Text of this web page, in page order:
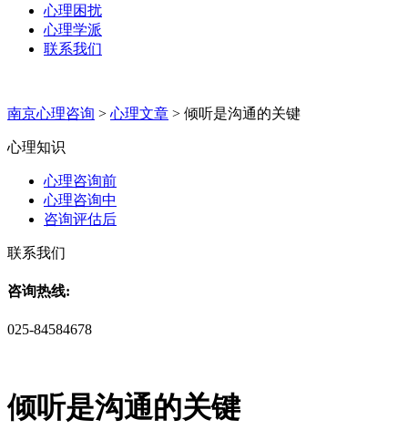
心理困扰
心理学派
联系我们
南京心理咨询 > 心理文章 > 倾听是沟通的关键
心理知识
心理咨询前
心理咨询中
咨询评估后
联系我们
咨询热线:
025-84584678
倾听是沟通的关键